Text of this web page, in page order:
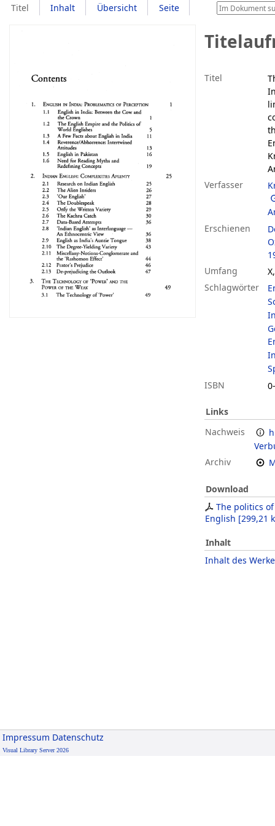
Titel Inhalt Übersicht Seite
Titel
Verfasser
Erschienen
Umfang
Schlagwörter
ISBN
Links
Nachweis
Archiv
Download
The politics
English [299,21
Inhalt
Inhalt des
Impressum Datenschutz
Visual Library Server 2026